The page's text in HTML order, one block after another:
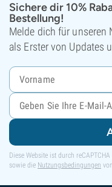
Sichere dir 10%
Bestellung!
Melde dich für unseren
als Erster von Updates
Diese Website ist durch
sowie die Nutzungsbedingungen